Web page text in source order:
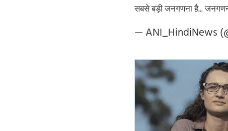
सबसे बड़ी जनगणना है...
— ANI_HindiNews